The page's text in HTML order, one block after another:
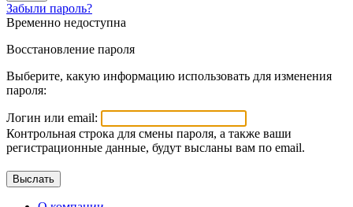
Забыли пароль?
Временно недоступна
Восстановление пароля
Выберите, какую информацию использовать для изменения
пароля:
Логин или email:
Контрольная строка для смены пароля, а также ваши
регистрационные данные, будут высланы вам по email.